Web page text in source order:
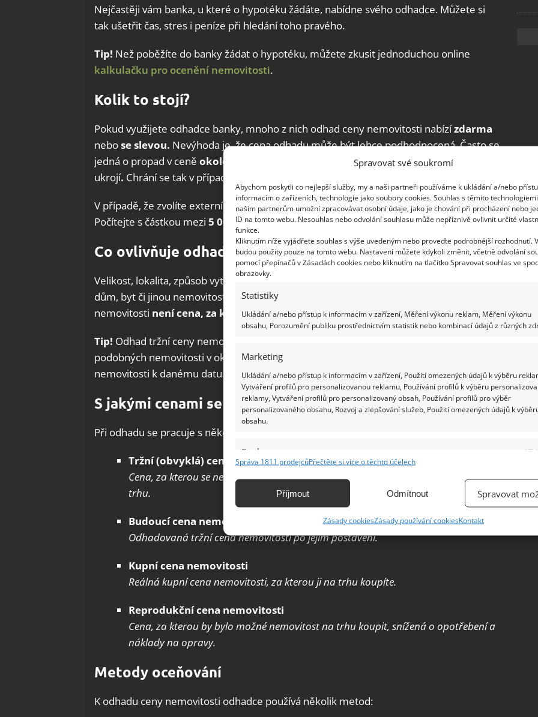
Spravovat své soukromí
Abychom poskytli co nejlepší služby, my a naši partneři používáme k ukládání a/nebo
informacím o zařízeních, technologie jako soubory cookies. Souhlas s těmito
našim partnerům umožní zpracovávat osobní údaje, jako je chování při procházení nebo
ID na tomto webu. Nesouhlas nebo odvolání souhlasu může nepříznivě ovlivnit určité
funkce.
Kliknutím níže vyjádřete souhlas s výše uvedeným nebo proveďte podrobnější rozhodnutí.
budou použity pouze na tomto webu. Nastavení můžete kdykoli změnit, včetně odvolání
pomocí přepínačů v Zásadách cookies nebo kliknutím na tlačítko Spravovat souhlas ve
obrazovky.
Statistiky
Ukládání a/nebo přístup k informacím v zařízení, Měření výkonu reklam, Měření výkonu
obsahu, Porozumění publiku prostřednictvím statistik nebo kombinací údajů z různých
Marketing
Ukládání a/nebo přístup k informacím v zařízení, Použití omezených údajů k výběru
Vytváření profilů pro personalizovanou reklamu, Používání profilů k výběru
reklamy, Vytváření profilů pro personalizovaný obsah, Používání profilů pro výběr
personalizovaného obsahu, Rozvoj a zlepšování služeb, Použití omezených údajů k
obsahu.
Funkce
Identifikace zařízení na základě automaticky přenášených informací.
základě aktivně vyžádaných informací.
Zajištění bezpečnosti, předcházení a zjišťování podvodů a
Ukládání a sdělování voleb ochrany osobních údajů.
Správa 1811 prodejcůPřečtěte si více o těchto účelech
Příjmout Odmítnout Spravovat
Zásady cookiesZásady používání cookiesKontakt
Nejčastěji vám banka, u které o hypotéku žádáte, nabídne svého odhadce. Můžete si
tak ušetřit čas, stres i peníze při hledání toho pravého.
Tip! Než poběžíte do banky žádat o hypotéku, můžete zkusit jednoduchou online
kalkulačku pro ocenění nemovitosti.
Kolik to stojí?
Pokud využijete odhadce banky, mnoho z nich odhad ceny nemovitosti nabízízdarma
nebose slevou. Nevýhoda je, že cena odhadu může být lehce podhodnocená. Často se
jedná o propad v ceně okolo 10 % a 20 %,
které banka z ceny nemovitosti pomyslně
ukrojí. Chrání se tak v případě ekonomické nejistoty.
V případě, že zvolíte externího odhadce, připravte si částky v řádech jednotek tisíců.
Počítejte s částkou mezi 5 000 Kč a 9 000 Kč.
Co ovlivňuje odhadnutou cenu?
Velikost, lokalita, způsob vytápění nebo stáří — to vše a mnohem víc ovlivňuje, na kolik
dům, byt či jinou nemovitost odhadce nacení. Je dobré vědět, že odhadnutá cena
nemovitosti není cena, za kterou se na trhu prodává.
Tip! Odhad tržní ceny nemovitosti a znalecký posudek
podobných nemovitosti v okolí, znalecký
nemovitosti k danému datu.
S jakými cenami se při odhadu setkáte?
Při odhadu se pracuje s několika typy cen, pojďme se na ně podívat:
Tržní (obvyklá) cena nemovitosti
Cena, za kterou se nemovitosti s podobnými parametry prodávají aktuálně na
trhu.
Budoucí cena nemovitosti
Odhadovaná tržní cena nemovitosti po jejím postavení.
Kupní cena nemovitosti
Reálná kupní cena nemovitosti, za kterou ji na trhu koupíte.
Reprodukční cena nemovitosti
Cena, za kterou by bylo možné nemovitost na trhu koupit, snížená o opotřebení a
náklady na opravy.
Metody oceňování
K odhadu ceny nemovitosti odhadce používá několik metod: